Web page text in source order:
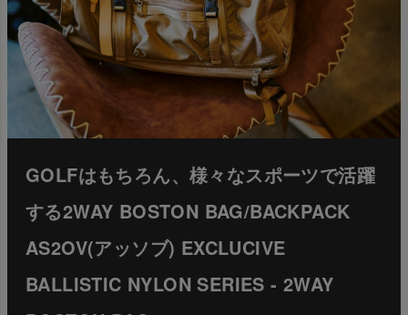
GOLFはもちろん、様々なスポーツで活躍
する2WAY BOSTON BAG/BACKPACK
AS2OV(アッソブ) EXCLUCIVE
BALLISTIC NYLON SERIES - 2WAY